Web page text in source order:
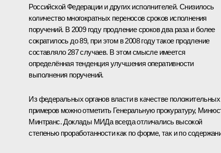
Российской Федерации и других исполнителей. Снизилось
количество многократных переносов сроков исполнения
поручений. В 2009 году продление сроков два раза и более
сократилось до 89, при этом в 2008 году такое продление
составляло 287 случаев. В этом смысле имеется
определённая тенденция улучшения оперативности
выполнения поручений.
Из федеральных органов власти в качестве положительных
примеров можно отметить Генеральную прокуратуру,
Минтранс. Доклады МИДа всегда отличались высокой
степенью проработанности как по форме, так и по